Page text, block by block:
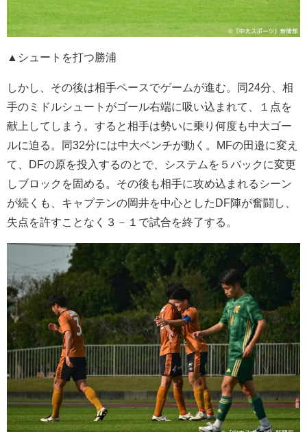
▲シュートを打つ勝浦
しかし、その後は相手ペースでゲームが進む。同24分、相
手のミドルシュートがゴール右端に吸い込まれて、１点を
献上してしまう。すると相手は勢いに乗り何度も中大ゴー
ルに迫る。同32分には中大ベンチが動く。MFの田邉に変え
て、DFの原を投入するのとで、システムを５バックに変更
しブロックを固める。その後も相手に攻め込まれるシーン
が続くも、キャプテンの岡井を中心としたDF陣が奮闘し、
失点を許すことなく３－１で試合を終了する。